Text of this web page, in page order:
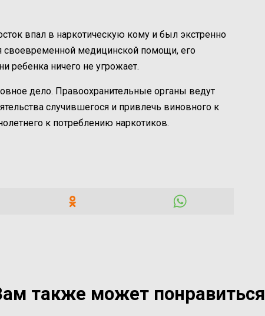
впал в наркотическую кому и был экстренно
своевременной медицинской помощи, его
ребенка ничего не угрожает.
дело. Правоохранительные органы ведут
случившегося и привлечь виновного к
к потреблению наркотиков.
также может понравиться